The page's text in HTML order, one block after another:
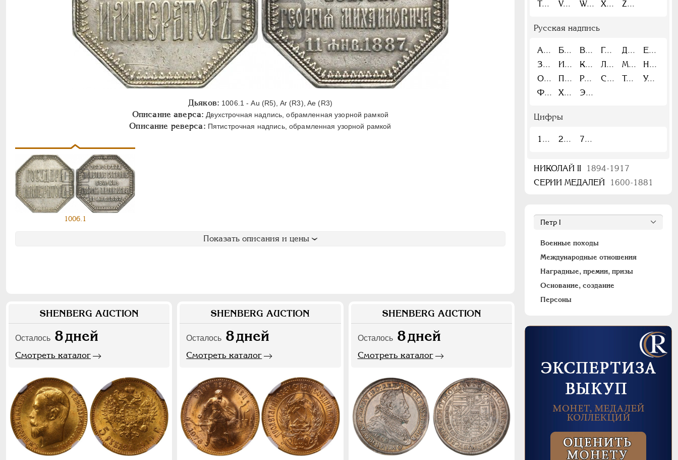
Дьяков: 1006.1 - Au (R5), Ar (R3), Ae (R3)
Описание аверса: Двухстрочная надпись, обрамленная узорной рамкой
Описание реверса: Пятистрочная надпись, обрамленная узорной рамкой
1006.1
Показать описания и цены
SHENBERG AUCTION
Осталось 8дней
Смотреть каталог
SHENBERG AUCTION
Осталось 8дней
Смотреть каталог
SHENBERG AUCTION
Осталось 8дней
Смотреть каталог
T
V W X Z
Русская надпись
А Б В Г Д
Е
З
И К Л М
Н
О
П Р С Т
У
Ф
Х Э
Цифры
1 2 7
НИКОЛАЙ II
1894-1917
СЕРИИ МЕДАЛЕЙ
1600-1881
Военные походы
Международные отношения
Наградные, премии, призы
Основание, создание
Персоны